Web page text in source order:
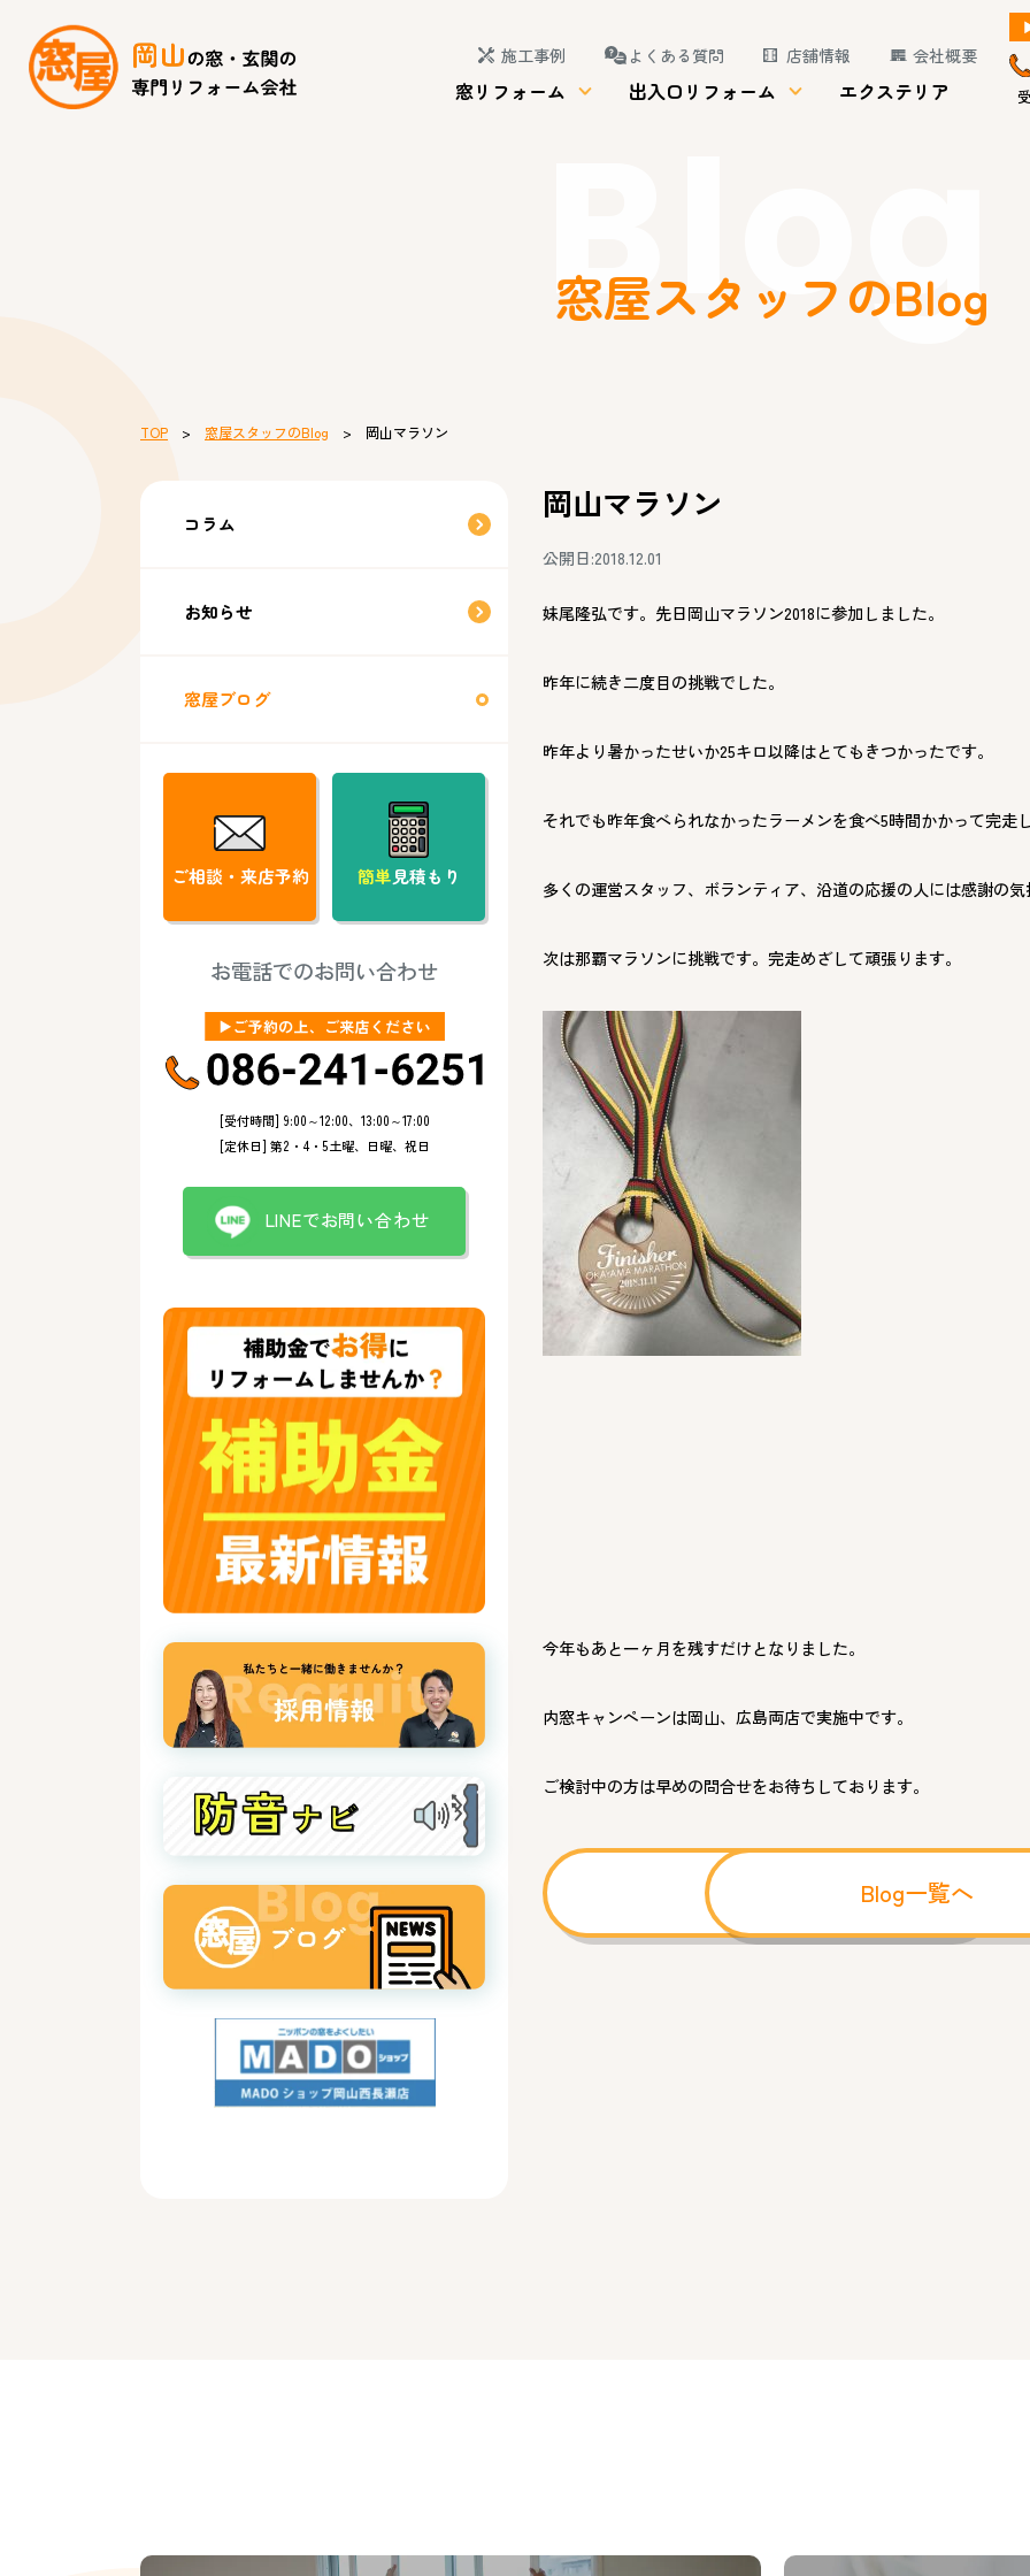
施工事例 よくある質問 店舗情報 会社概要
窓リフォーム 出入口リフォーム エクステリア
Blog
窓屋スタッフのBlog
TOP > 窓屋スタッフのBlog > 岡山マラソン
岡山マラソン
公開日:2018.12.01
妹尾隆弘です。先日岡山マラソン2018に参加しました。
昨年に続き二度目の挑戦でした。
昨年より暑かったせいか25キロ以降はとてもきつかったです。
それでも昨年食べられなかったラーメンを食べ5時間かかって完走
多くの運営スタッフ、ボランティア、沿道の応援の人には感謝の
次は那覇マラソンに挑戦です。完走めざして頑張ります。
今年もあと一ヶ月を残すだけとなりました。
内窓キャンペーンは岡山、広島両店で実施中です。
ご検討中の方は早めの問合せをお待ちしております。
Blog一覧へ
コラム
お知らせ
窓屋ブログ
ご相談・来店予約 簡単見積もり
お電話でのお問い合わせ
[受付時間] 9:00～12:00、13:00～17:00
[定休日] 第2・4・5土曜、日曜、祝日
LINEでお問い合わせ